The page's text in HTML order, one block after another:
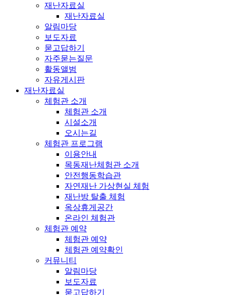
재난자료실
재난자료실
알림마당
보도자료
묻고답하기
자주묻는질문
활동앨범
자유게시판
재난자료실
체험관 소개
체험관 소개
시설소개
오시는길
체험관 프로그램
이용안내
목동재난체험관 소개
안전행동학습관
자연재난 가상현실 체험
재난방 탈출 체험
옥상휴게공간
온라인 체험관
체험관 예약
체험관 예약
체험관 예약확인
커뮤니티
알림마당
보도자료
묻고답하기